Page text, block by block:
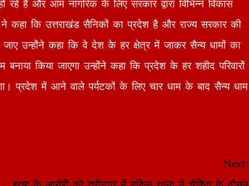
हैं और आम नागरिक के लिए सरकार द्वारा विभिन्न विकास
कहा कि उत्तराखंड सैनिकों का प्रदेश है और राज्य सरकार की
उन्होंने कहा कि वे देश के हर क्षेत्र में जाकर सैन्य धामों का
किया जाएगा उन्होंने कहा कि प्रदेश के हर शहीद परिवारों
प्रदेश में आने वाले पर्यटकों के लिए चार धाम के बाद सैन्य धाम
Next: